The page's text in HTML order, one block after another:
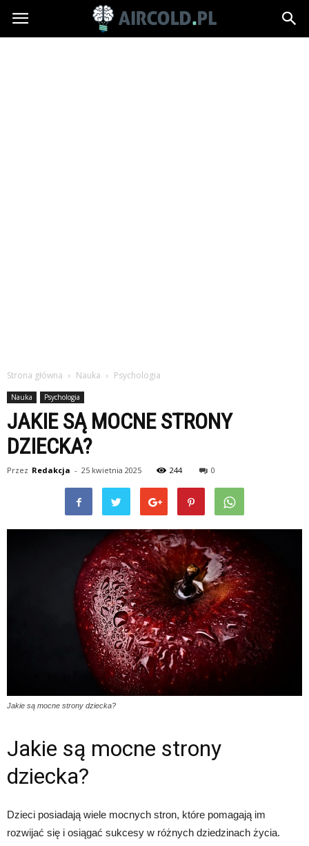
Aircold.pl
Strona główna Nauka Psychologia
Nauka Psychologia
JAKIE SĄ MOCNE STRONY
DZIECKA?
Przez Redakcja - 25 kwietnia 2025 244 0
Jakie są mocne strony dziecka?
Jakie są mocne strony
dziecka?
Dzieci posiadają wiele mocnych stron, które pomagają im
rozwijać się i osiągać sukcesy w różnych dziedzinach życia.